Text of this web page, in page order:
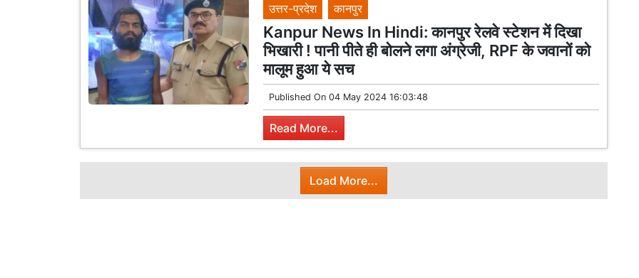
उत्तर-प्रदेश कानपुर
Kanpur News In Hindi: कानपुर रेलवे स्टेशन में दिखा
भिखारी ! पानी पीते ही बोलने लगा अंग्रेजी, RPF के जवानों को
मालूम हुआ ये सच
Published On 04 May 2024 16:03:48
Read More...
Load More...